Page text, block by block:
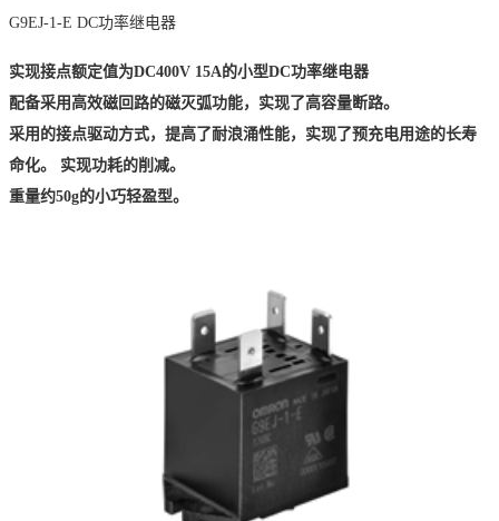
G9EJ-1-E DC功率继电器
实现接点额定值为DC400V 15A的小型DC功率继电器
配备采用高效磁回路的磁灭弧功能，实现了高容量断路。
采用的接点驱动方式，提高了耐浪涌性能，实现了预充电用途的长寿
命化。 实现功耗的削减。
重量约50g的小巧轻盈型。